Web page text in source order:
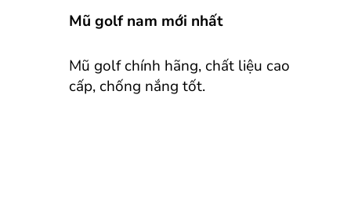
Mũ golf nam mới nhất
Mũ golf chính hãng, chất liệu cao
cấp, chống nắng tốt.